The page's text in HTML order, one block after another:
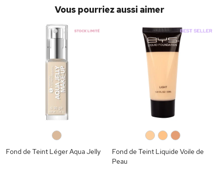
Vous pourriez aussi aimer
Fond de Teint Léger Aqua Jelly
Fond de Teint Liquide Voile de
Peau